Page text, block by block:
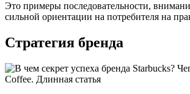
Это примеры последовательности,
сильной ориентации на потребителя на
Стратегия бренда